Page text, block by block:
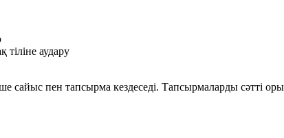
тіліне аудару
сайыс пен тапсырма кездеседі. Тапсырмаларды сәтті